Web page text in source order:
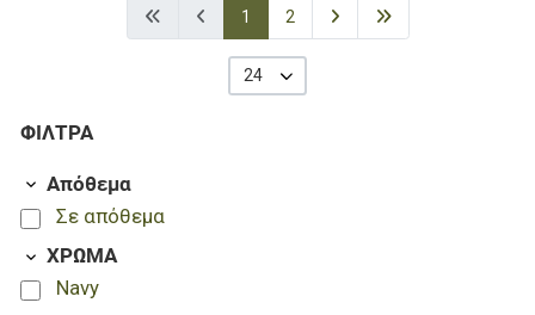
ΦΊΛΤΡΑ
Απόθεμα
Σε απόθεμα
ΧΡΩΜΑ
Navy
1 2
24